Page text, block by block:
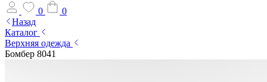
0
0
Назад
Каталог
Верхняя одежда
Бомбер 8041